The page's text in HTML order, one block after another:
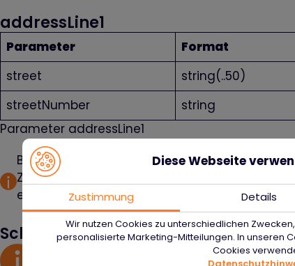
Diese Webseite
Zustimmung Details
Wir nutzen Cookies zu unterschiedlichen
personalisierte Marketing-Mitteilungen. In unseren
Cookies
addressLine1
Parameter Format
street
string(..50)
streetNumber
string
Parameter addressLine1
Bitte beachten Sie, dass „street“ und
Zeichen erhalten können. Sollten mehr
entsprechend ein.
Schema
https://www.computop-